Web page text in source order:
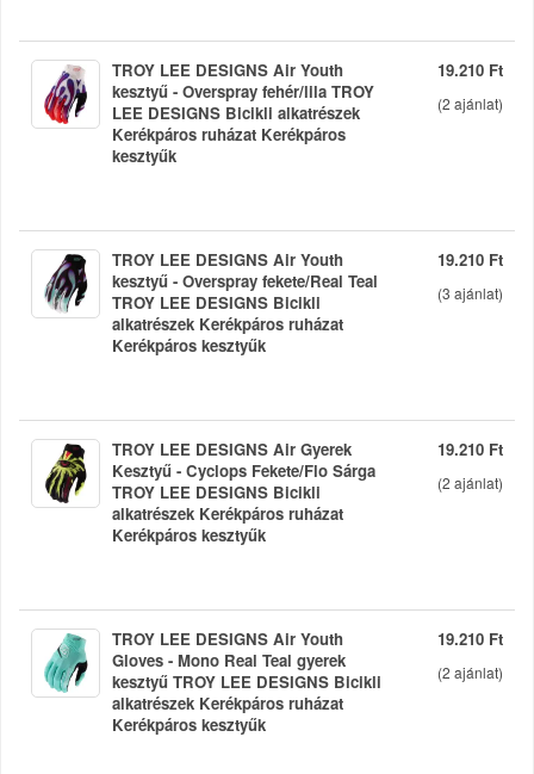
19.210 Ft
(2 ajánlat)
TROY LEE DESIGNS Air Youth
kesztyű - Overspray fehér/lila TROY
LEE DESIGNS Bicikli alkatrészek
Kerékpáros ruházat Kerékpáros
kesztyűk
19.210 Ft
(3 ajánlat)
TROY LEE DESIGNS Air Youth
kesztyű - Overspray fekete/Real Teal
TROY LEE DESIGNS Bicikli
alkatrészek Kerékpáros ruházat
Kerékpáros kesztyűk
19.210 Ft
(2 ajánlat)
TROY LEE DESIGNS Air Gyerek
Kesztyű - Cyclops Fekete/Flo Sárga
TROY LEE DESIGNS Bicikli
alkatrészek Kerékpáros ruházat
Kerékpáros kesztyűk
19.210 Ft
(2 ajánlat)
TROY LEE DESIGNS Air Youth
Gloves - Mono Real Teal gyerek
kesztyű TROY LEE DESIGNS Bicikli
alkatrészek Kerékpáros ruházat
Kerékpáros kesztyűk